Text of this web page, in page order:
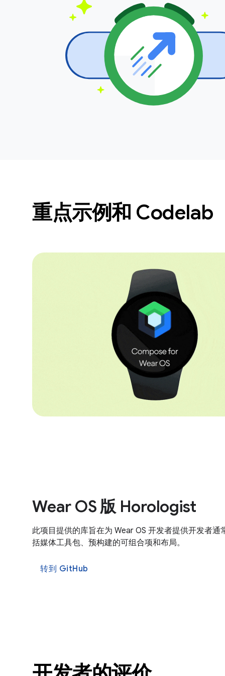
重点示例和 Codelab
Wear OS 版 Horologist
此项目提供的库旨在为 Wear OS 开发者提供开发者
括媒体工具包、预构建的可组合项和布局。
转到 GitHub